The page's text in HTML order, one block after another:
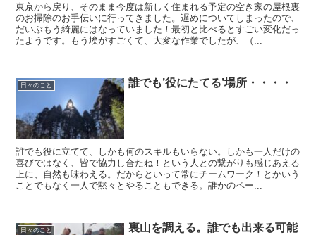
東京から戻り、そのまま今度は新しく住まれる予定の空き家の屋根裏
のお掃除のお手伝いに行ってきました。遅めについてしまったので、
だいぶもう綺麗にはなっていました！最初と比べるとすごい変化だっ
たようです。もう埃がすごくて、大変な作業でしたが、（...
日々のこと 誰でも’役にたてる’場所・・・・
誰でも役に立てて、しかも何のスキルもいらない。しかも一人だけの
喜びではなく、皆で協力し合たね！という人との繋がりも感じあえる
上に、自然も味わえる。だからといって常にチームワーク！とかいう
ことでもなく一人で黙々とやることもできる。誰かのペー...
日々のこと
裏山を調える。誰でも出来る可能